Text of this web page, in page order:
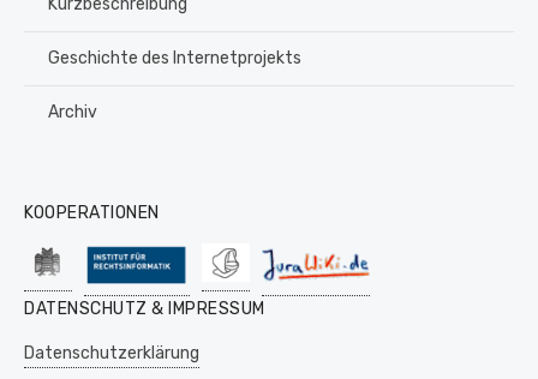
Geschichte des Internetprojekts
Archiv
KOOPERATIONEN
DATENSCHUTZ & IMPRESSUM
Datenschutzerklärung